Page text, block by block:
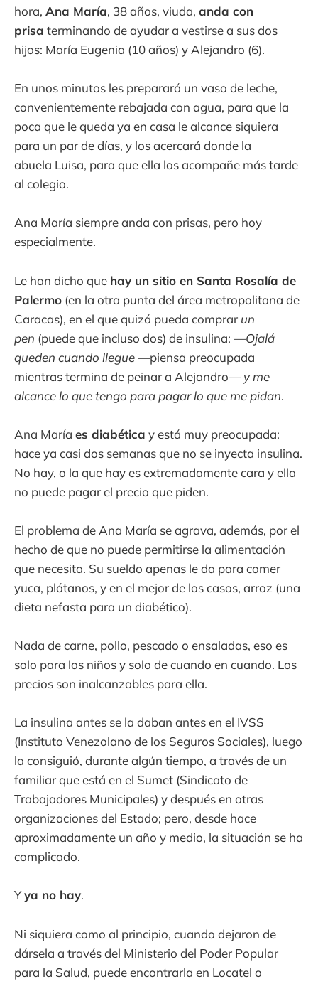
hora, Ana María, 38 años, viuda, anda con
prisa terminando de ayudar a vestirse a sus dos
hijos: María Eugenia (10 años) y Alejandro (6).
En unos minutos les preparará un vaso de leche,
convenientemente rebajada con agua, para que la
poca que le queda ya en casa le alcance siquiera
para un par de días, y los acercará donde la
abuela Luisa, para que ella los acompañe más tarde
al colegio.
Ana María siempre anda con prisas, pero hoy
especialmente.
Le han dicho que hay un sitio en Santa Rosalía de
Palermo (en la otra punta del área metropolitana de
Caracas), en el que quizá pueda comprar un
pen (puede que incluso dos) de insulina: —Ojalá
queden cuando llegue—piensa preocupada
mientras termina de peinar a Alejandro—y me
alcance lo que tengo para pagar lo que me pidan.
Ana María es diabética y está muy preocupada:
hace ya casi dos semanas que no se inyecta insulina.
No hay, o la que hay es extremadamente cara y ella
no puede pagar el precio que piden.
El problema de Ana María se agrava, además, por el
hecho de que no puede permitirse la alimentación
que necesita. Su sueldo apenas le da para comer
yuca, plátanos, y en el mejor de los casos, arroz (una
dieta nefasta para un diabético).
Nada de carne, pollo, pescado o ensaladas, eso es
solo para los niños y solo de cuando en cuando. Los
precios son inalcanzables para ella.
La insulina antes se la daban antes en el IVSS
(Instituto Venezolano de los Seguros Sociales), luego
la consiguió, durante algún tiempo, a través de un
familiar que está en el Sumet (Sindicato de
Trabajadores Municipales) y después en otras
organizaciones del Estado; pero, desde hace
aproximadamente un año y medio, la situación se ha
complicado.
Yya no hay.
Ni siquiera como al principio, cuando dejaron de
dársela a través del Ministerio del Poder Popular
para la Salud, puede encontrarla en Locatel o